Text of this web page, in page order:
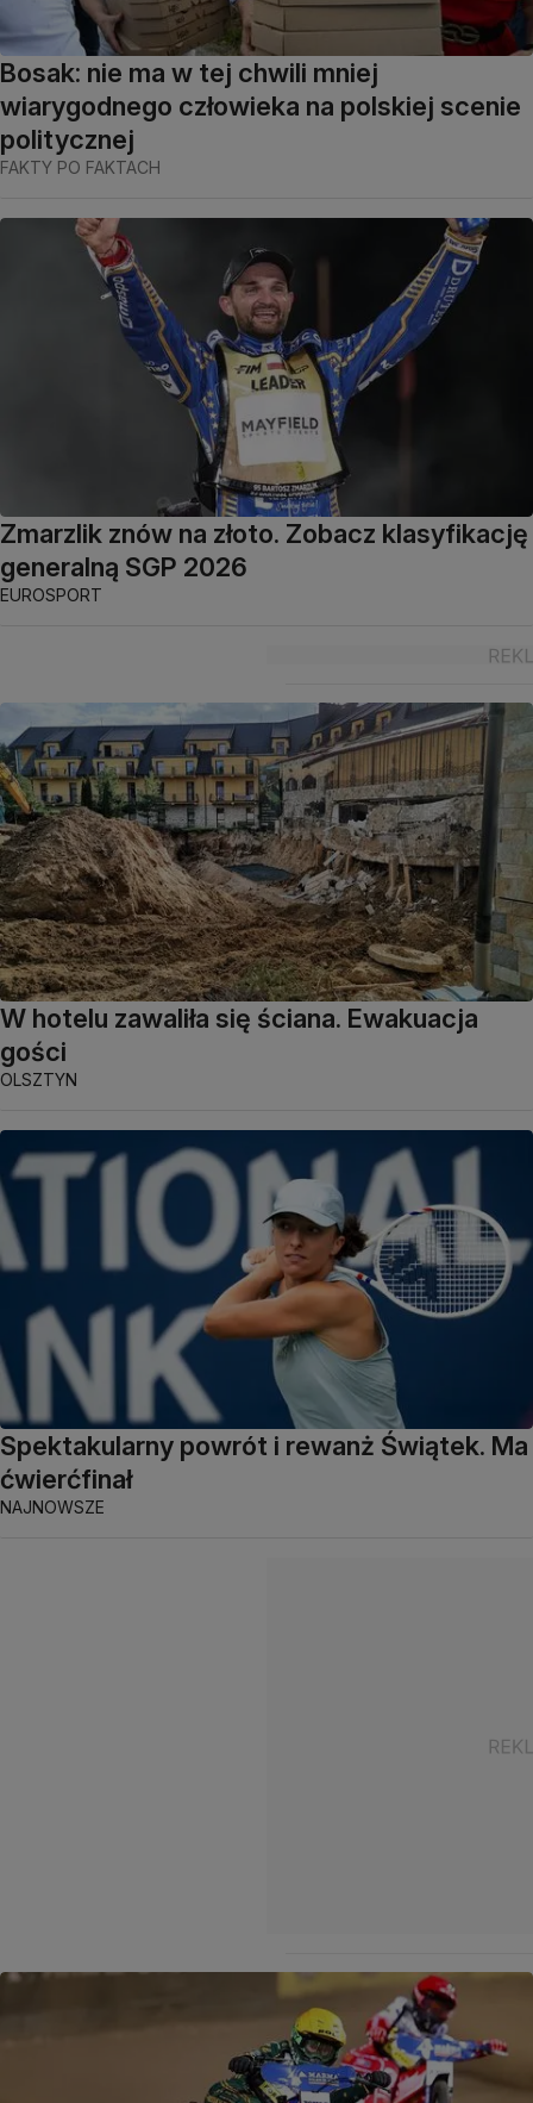
Bosak: nie ma w tej chwili mniej
wiarygodnego człowieka na polskiej scenie
politycznej
FAKTY PO FAKTACH
Zmarzlik znów na złoto. Zobacz klasyfikację
generalną SGP 2026
EUROSPORT
W hotelu zawaliła się ściana. Ewakuacja
gości
OLSZTYN
Spektakularny powrót i rewanż Świątek. Ma
ćwierćfinał
NAJNOWSZE